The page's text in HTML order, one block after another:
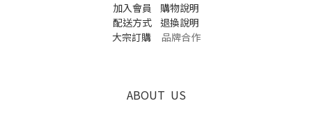
加入會員
購物說明
配送方式
退換說明
大宗訂購品牌合作
ABOUT US